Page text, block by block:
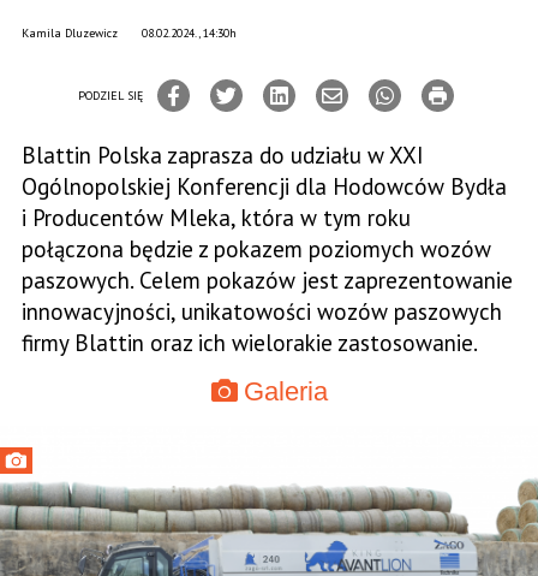
08.02.2024., 14:30h
Kamila Dluzewicz
PODZIEL SIĘ
Blattin Polska zaprasza do udziału w XXI
Ogólnopolskiej Konferencji dla Hodowców Bydła
i Producentów Mleka, która w tym roku
połączona będzie z pokazem poziomych wozów
paszowych. Celem pokazów jest zaprezentowanie
innowacyjności, unikatowości wozów paszowych
firmy Blattin oraz ich wielorakie zastosowanie.
Galeria